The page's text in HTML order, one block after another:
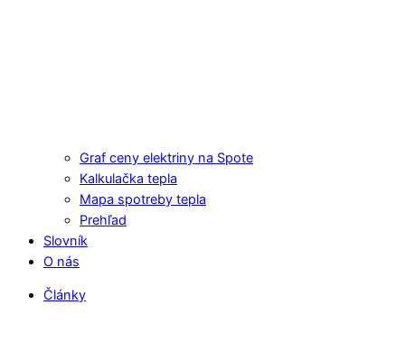
Graf ceny elektriny na Spote
Kalkulačka tepla
Mapa spotreby tepla
Prehľad
Slovník
O nás
Články